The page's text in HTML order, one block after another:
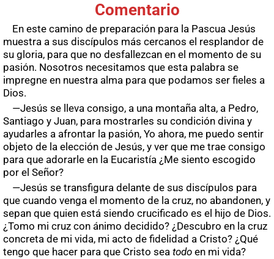
Comentario
En este camino de preparación para la Pascua Jesús
muestra a sus discípulos más cercanos el resplandor de
su gloria, para que no desfallezcan en el momento de su
pasión. Nosotros necesitamos que esta palabra se
impregne en nuestra alma para que podamos ser fieles a
Dios.
—Jesús se lleva consigo, a una montaña alta, a Pedro,
Santiago y Juan, para mostrarles su condición divina y
ayudarles a afrontar la pasión, Yo ahora, me puedo sentir
objeto de la elección de Jesús, y ver que me trae consigo
para que adorarle en la Eucaristía ¿Me siento escogido
por el Señor?
—Jesús se transfigura delante de sus discípulos para
que cuando venga el momento de la cruz, no abandonen, y
sepan que quien está siendo crucificado es el hijo de Dios.
¿Tomo mi cruz con ánimo decidido? ¿Descubro en la cruz
concreta de mi vida, mi acto de fidelidad a Cristo? ¿Qué
tengo que hacer para que Cristo sea todo en mi vida?